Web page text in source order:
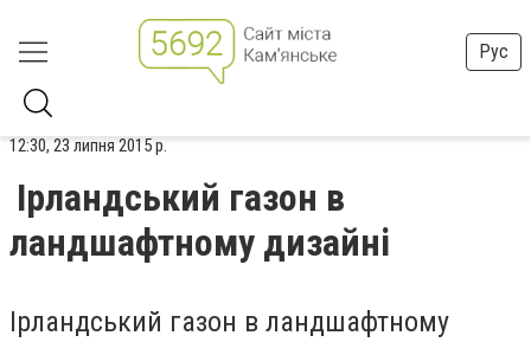
Рус
12:30, 23 липня 2015 р.
Ірландський газон в
ландшафтному дизайні
Ірландський газон в ландшафтному